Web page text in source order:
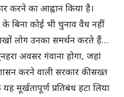
करने का आह्वान किया है।
बिना कोई भी चुनाव वैध नहीं
लोग उनका समर्थन करते हैं…
अवसर गंवाना होगा, जहां
करने वाली सरकार की सख्त
मूर्खतापूर्ण प्रतिबंध हटा लिया